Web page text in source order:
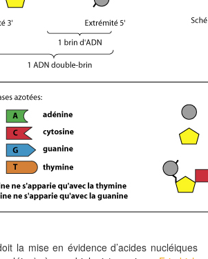
la mise en évidence d’acides nucléiques